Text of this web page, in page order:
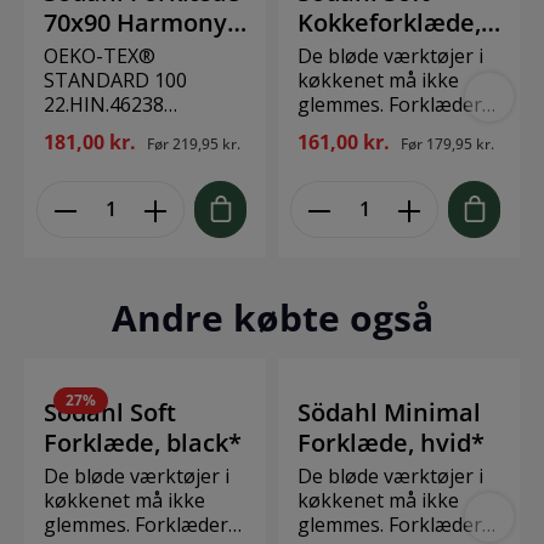
70x90 Harmony
Rød
OEKO-TEX®
STANDARD 100
22.HIN.46238
Hohenstein HTTI
Klassisk og praktisk.
køkkenserien har et
design, der aldrig går
samt to stilfulde
stribede mønstre.
og passer ind i alle
køkkener. Opgradér
dit køkken med
Harmony-serien, hvor
tidløse produkter
blandes med omtanke
181,00 kr. Før219,95 kr.
Kokkeforklæde,
sort*
De bløde værktøjer i
køkkenet må ikke
glemmes. Forklæder
fra Södahl er et
sikkert valg når man
gerne vil være pletfri
på tøjet når maden er
færdig og man skal
Södahl Størrelse: 85 x
100 cm Materiale: 100
% bomuld
161,00 kr. Før 179,95 kr.
Andre købte også
27%
Södahl Soft
Forklæde, black*
De bløde værktøjer i
køkkenet må ikke
glemmes. Forklæder
Södahl Minimal
Forklæde, hvid*
De bløde værktøjer i
køkkenet må ikke
glemmes. Forklæder